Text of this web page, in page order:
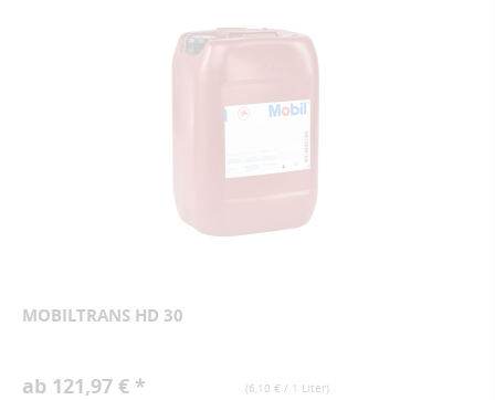
MOBILTRANS HD 30
(6,10 € / 1 Liter)
ab 121,97 € *